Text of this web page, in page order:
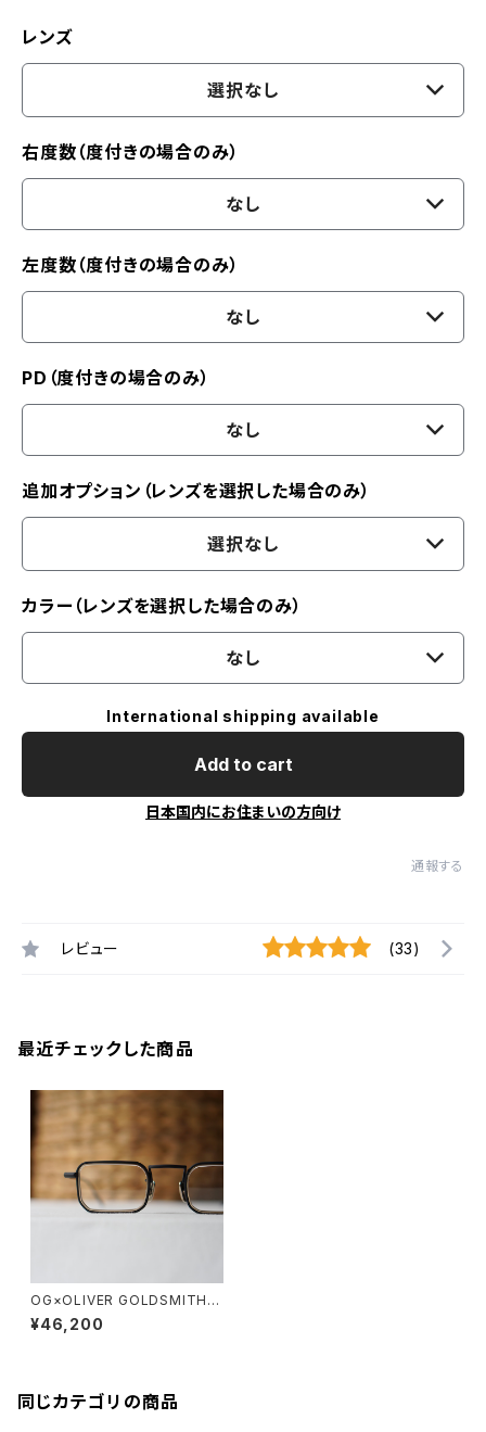
レンズ
選択なし
右度数（度付きの場合のみ）
なし
左度数（度付きの場合のみ）
なし
PD（度付きの場合のみ）
なし
追加オプション（レンズを選択した場合のみ）
選択なし
カラー（レンズを選択した場合のみ）
なし
International shipping available
Add to cart
日本国内にお住まいの方向け
通報する
レビュー (33)
最近チェックした商品
OG×OLIVER GOLDSMITH /
オージーバイオリバーゴールド
スミス LUMIERE X-3 10周年
¥46,200
同じカテゴリの商品